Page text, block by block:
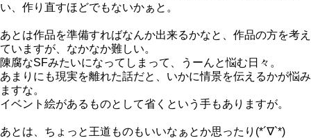
い、作り直すほどでもないかぁと。
あとは作品を準備すればなんか出来るかなと、作品の方を考え
ていますが、なかなか難しい。
陳腐なSFみたいになってしまって、うーんと悩む日々。
あまりにも現実を離れた話だと、いかに情景を伝えるかが悩み
ますな。
イベント絵があるものとして省くという手もありますが。
あとは、ちょっと王道ものもいいなぁとか思ったり(*´∇`*)